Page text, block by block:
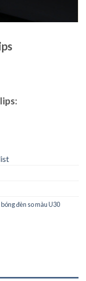
bóng đèn so màu U30